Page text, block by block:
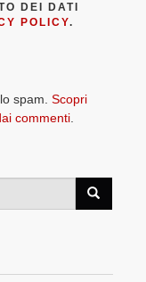
DEI DATI
POLICY.
lo spam.Scopri
commenti